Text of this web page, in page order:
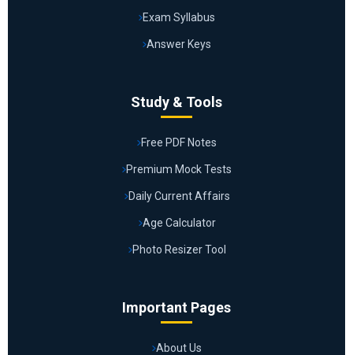
Exam Syllabus
Answer Keys
Study & Tools
Free PDF Notes
Premium Mock Tests
Daily Current Affairs
Age Calculator
Photo Resizer Tool
Important Pages
About Us